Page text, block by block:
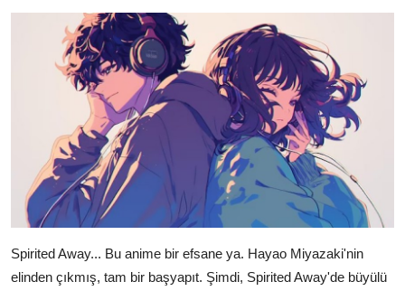
Spirited Away... Bu anime bir efsane ya. Hayao Miyazaki'nin
elinden çıkmış, tam bir başyapıt. Şimdi, Spirited Away'de büyülü